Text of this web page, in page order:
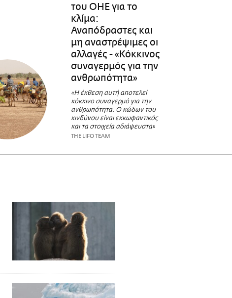
του ΟΗΕ για το
κλίμα:
Αναπόδραστες και
μη αναστρέψιμες οι
αλλαγές - «Κόκκινος
συναγερμός για την
ανθρωπότητα»
«Η έκθεση αυτή αποτελεί
κόκκινο συναγερμό για την
ανθρωπότητα. Ο κώδων του
κινδύνου είναι εκκωφαντικός
και τα στοιχεία αδιάψευστα»
THE LIFO TEAM